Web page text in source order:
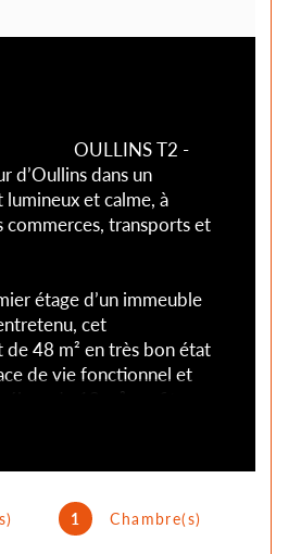
1 Chambre(s)
d’Oullins dans un
et calme, à
commerces, transports et
étage d’un immeuble
cet
de 48 m² en très bon état
de vie fonctionnel et
séparée et
votre quotidien. La
d’eau moderne, ainsi